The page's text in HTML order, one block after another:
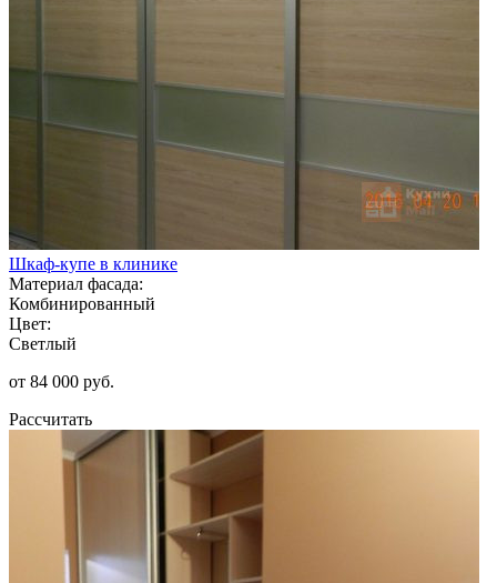
Шкаф-купе в клинике
Материал фасада:
Комбинированный
Цвет:
Светлый
от 84 000 руб.
Рассчитать